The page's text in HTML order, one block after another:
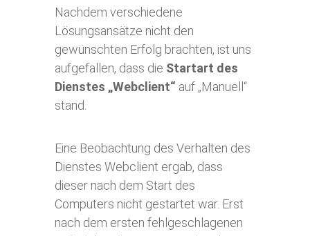
Nachdem verschiedene
Lösungsansätze nicht den
gewünschten Erfolg brachten, ist uns
aufgefallen, dass die Startart des
Dienstes „Webclient“ auf „Manuell“
stand.
Eine Beobachtung des Verhalten des
Dienstes Webclient ergab, dass
dieser nach dem Start des
Computers nicht gestartet war. Erst
nach dem ersten fehlgeschlagenen